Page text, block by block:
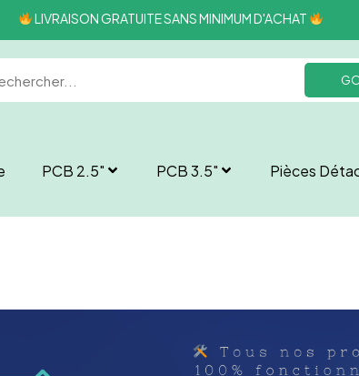
LIVRAISON GRATUITE SANS MINIMUM D'ACHAT
PCB 2.5″ PCB 3.5″ Pièces